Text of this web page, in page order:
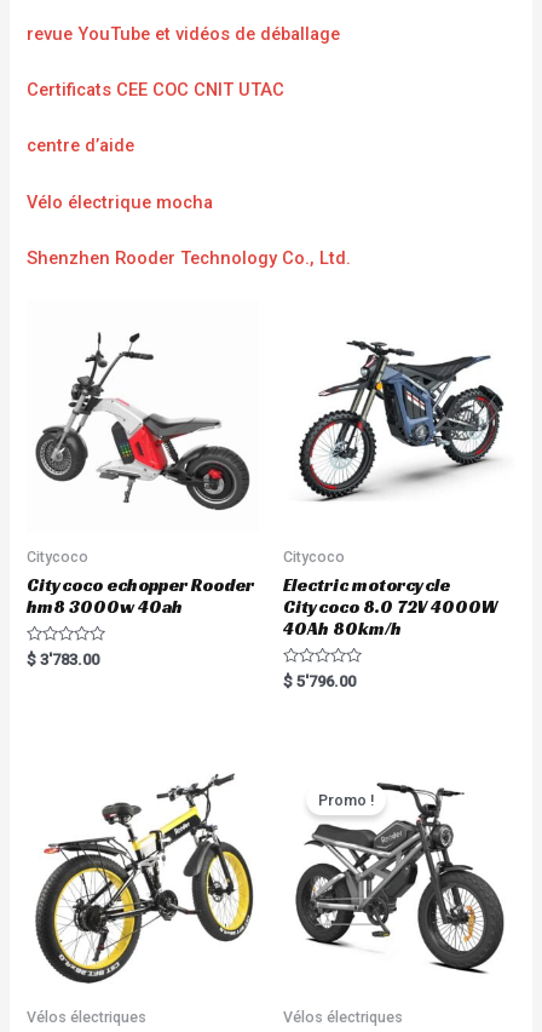
revue YouTube et vidéos de déballage
Certificats CEE COC CNIT UTAC
centre d’aide
Vélo électrique mocha
Shenzhen Rooder Technology Co., Ltd.
Citycoco
Citycoco echopper Rooder
hm8 3000w 40ah
R
a
$ 3'783.00
Citycoco
Electric motorcycle
Citycoco 8.0 72V 4000W
40Ah 80km/h
R
a
$ 5'796.00
Vélos électriques
Promo !
Vélos électriques